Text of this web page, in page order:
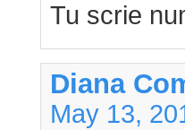
Tu scrie
Diana
May 13,